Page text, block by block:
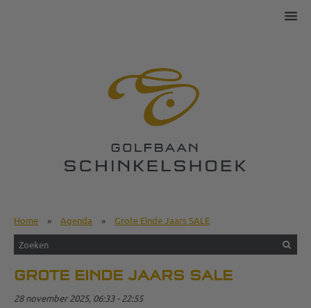
Home » Agenda » Grote Einde Jaars SALE
GROTE EINDE JAARS SALE
28 november 2025, 06:33 - 22:55